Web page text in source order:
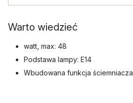
Warto wiedzieć
watt, max: 48
Podstawa lampy: E14
Wbudowana funkcja ściemniacza